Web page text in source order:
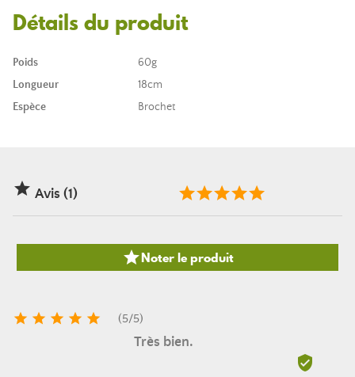
Détails du produit
Poids
60g
Longueur
18cm
Espèce
Brochet
 Avis (1)
Noter le produit
     (5/5)
Très bien.
